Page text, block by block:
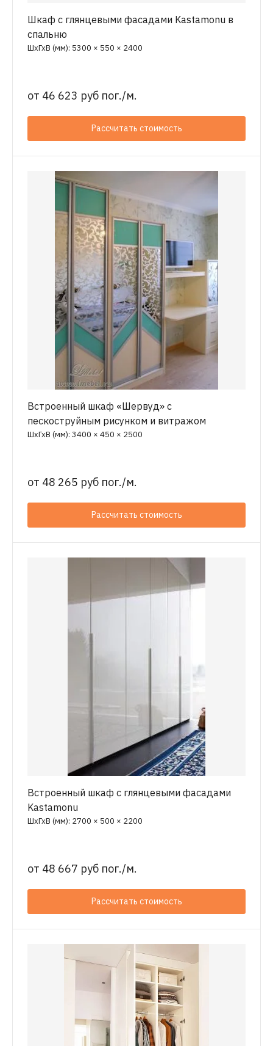
Шкаф с глянцевыми фасадами Kastamonu в
спальню
ШхГхВ (мм): 5300 × 550 × 2400
от 46 623 руб пог./м.
Рассчитать стоимость
Встроенный шкаф «Шервуд» с
пескоструйным рисунком и витражом
ШхГхВ (мм): 3400 × 450 × 2500
от 48 265 руб пог./м.
Рассчитать стоимость
Встроенный шкаф с глянцевыми фасадами
Kastamonu
ШхГхВ (мм): 2700 × 500 × 2200
от 48 667 руб пог./м.
Рассчитать стоимость